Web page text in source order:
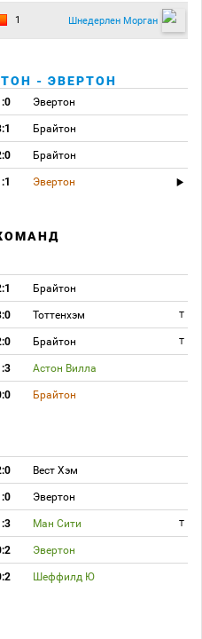
1 Шнедерлен Морган
- ЭВЕРТОН
Эвертон
Брайтон
Брайтон
Эвертон
Брайтон
Тоттенхэм
T
Брайтон
T
Астон Вилла
Брайтон
Вест Хэм
Эвертон
Ман Сити
T
Эвертон
Шеффилд Ю